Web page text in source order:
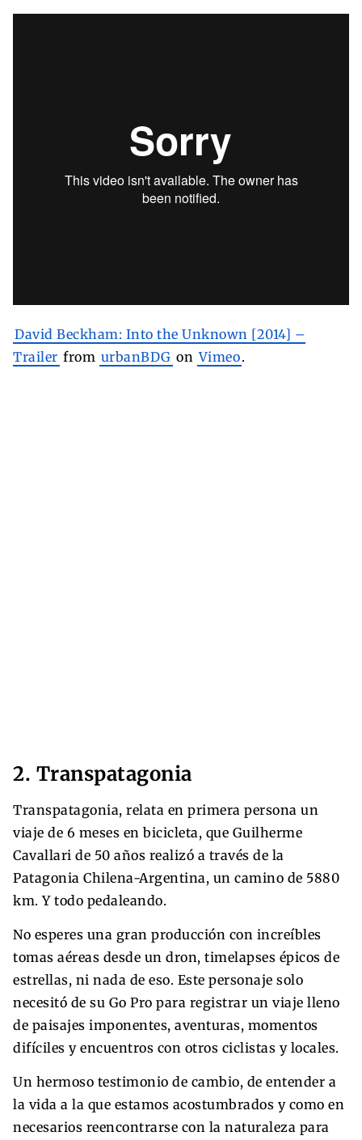
David Beckham: Into the Unknown [2014] –
Trailer from urbanBDG on Vimeo.
2. Transpatagonia
Transpatagonia, relata en primera persona un
viaje de 6 meses en bicicleta, que Guilherme
Cavallari de 50 años realizó a través de la
Patagonia Chilena-Argentina, un camino de 5880
km. Y todo pedaleando.
No esperes una gran producción con increíbles
tomas aéreas desde un dron, timelapses épicos de
estrellas, ni nada de eso. Este personaje solo
necesitó de su Go Pro para registrar un viaje lleno
de paisajes imponentes, aventuras, momentos
difíciles y encuentros con otros ciclistas y locales.
Un hermoso testimonio de cambio, de entender a
la vida a la que estamos acostumbrados y como en
necesarios reencontrarse con la naturaleza para